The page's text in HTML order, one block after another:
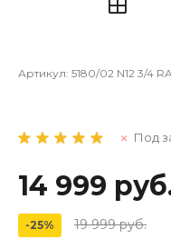
Артикул: 5180/02 N12 3/4
Под
14 999
-25% 19 999 руб.